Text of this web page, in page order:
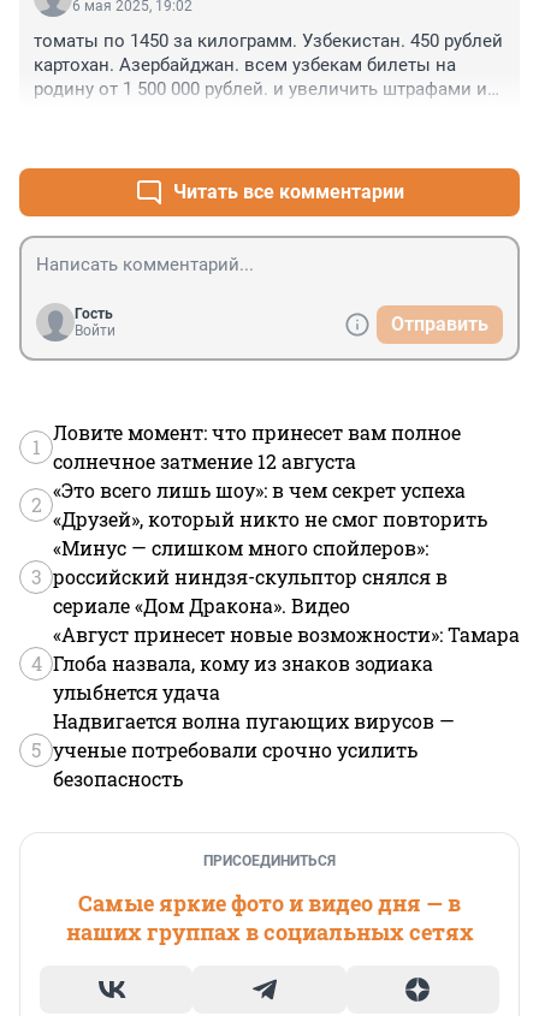
6 мая 2025, 19:02
томаты по 1450 за килограмм. Узбекистан. 450 рублей
картохан. Азербайджан. всем узбекам билеты на
родину от 1 500 000 рублей. и увеличить штрафами их
Читать все комментарии
Гость
Войти
Отправить
1
Ловите момент: что принесет вам полное
солнечное затмение 12 августа
2
«Это всего лишь шоу»: в чем секрет успеха
«Друзей», который никто не смог повторить
3
«Минус — слишком много спойлеров»:
российский ниндзя-скульптор снялся в
сериале «Дом Дракона». Видео
4
«Август принесет новые возможности»: Тамара
Глоба назвала, кому из знаков зодиака
улыбнется удача
5
Надвигается волна пугающих вирусов —
ученые потребовали срочно усилить
безопасность
ПРИСОЕДИНИТЬСЯ
Самые яркие фото и видео дня — в
наших группах в социальных сетях